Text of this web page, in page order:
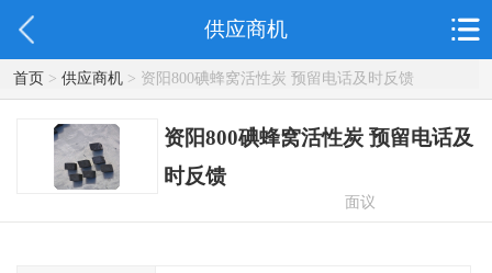
供应商机
首页> 供应商机> 资阳800碘蜂窝活性炭 预留电话及时反馈
资阳800碘蜂窝活性炭 预留电话及
时反馈
面议